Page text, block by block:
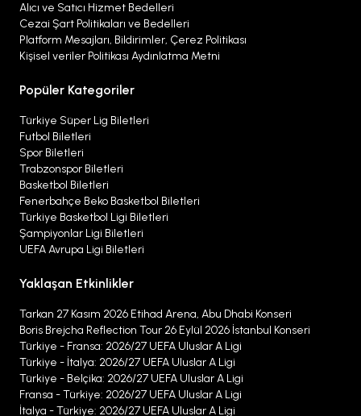
Alıcı ve Satıcı Hizmet Bedelleri
Cezai Şart Politikaları ve Bedelleri
Platform Mesajları, Bildirimler, Çerez Politikası
Kişisel veriler Politikası Aydınlatma Metni
Popüler Kategoriler
Türkiye Süper Lig Biletleri
Futbol Biletleri
Spor Biletleri
Trabzonspor Biletleri
Basketbol Biletleri
Fenerbahçe Beko Basketbol Biletleri
Türkiye Basketbol Ligi Biletleri
Şampiyonlar Ligi Biletleri
UEFA Avrupa Ligi Biletleri
Yaklaşan Etkinlikler
Tarkan 27 Kasım 2026 Etihad Arena, Abu Dhabi Konseri
Boris Brejcha Reflection Tour 26 Eylül 2026 İstanbul Konseri
Türkiye - Fransa: 2026/27 UEFA Uluslar A Ligi
Türkiye - İtalya: 2026/27 UEFA Uluslar A Ligi
Türkiye - Belçika: 2026/27 UEFA Uluslar A Ligi
Fransa - Türkiye: 2026/27 UEFA Uluslar A Ligi
İtalya - Türkiye: 2026/27 UEFA Uluslar A Ligi